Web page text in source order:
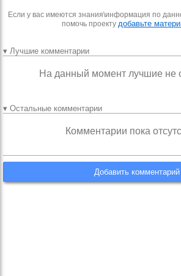
Если у вас имеются знания\информация по
помочь проекту добавьте
▾ Лучшие комментарии
На данный момент лучшие не
▾ Остальные комментарии
Комментарии пока
Добавить комментарий